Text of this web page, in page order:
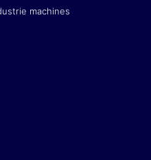
machines